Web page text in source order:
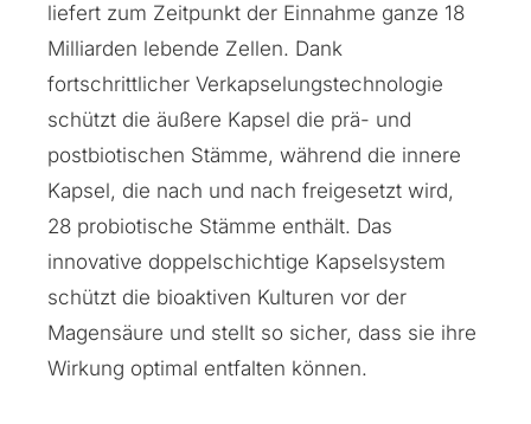
liefert zum Zeitpunkt der Einnahme ganze 18
Milliarden lebende Zellen. Dank
fortschrittlicher Verkapselungstechnologie
schützt die äußere Kapsel die prä- und
postbiotischen Stämme, während die innere
Kapsel, die nach und nach freigesetzt wird,
28 probiotische Stämme enthält. Das
innovative doppelschichtige Kapselsystem
schützt die bioaktiven Kulturen vor der
Magensäure und stellt so sicher, dass sie ihre
Wirkung optimal entfalten können.